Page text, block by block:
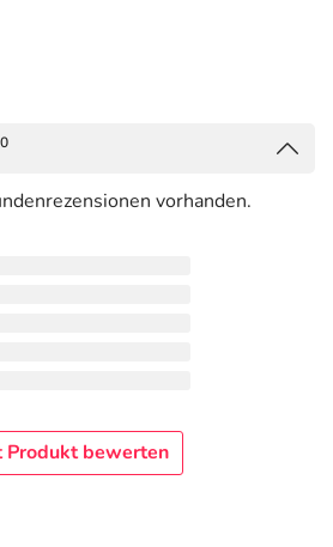
vorhanden.
Produkt bewerten